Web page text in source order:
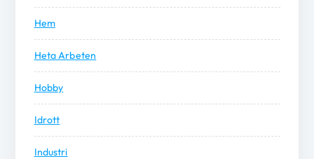
Hem
Heta Arbeten
Hobby
Idrott
Industri